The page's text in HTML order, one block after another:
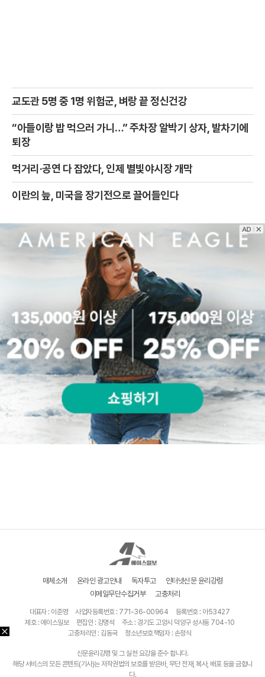
교도관 5명 중 1명 위험군, 벼랑 끝 정신건강
“아들이랑 밥 먹으러 가니…” 주차장 알박기 상자, 발차기에
퇴장
먹거리·공연 다 잡았다, 인제 별빛야시장 개막
이란의 늪, 미국을 장기전으로 끌어들인다
매체소개 온라인 광고안내 독자투고
인터넷신문 윤리강령
이메일무단수집거부
고충처리
대표자 : 이준영 사업자등록번호 : 771-36-00964
등록번호 : 아53427
제호 : 에이스일보
편집인 : 강명석
주소 : 경기도 고양시 덕양구 성사동 704-10
고충처리인 : 김동국
청소년보호책임자 : 손정식
신문윤리강령 및 그 실천 요강을 준수 합니다.
해당 서비스의 모든 콘텐트(기사)는 저작권법의 보호를 받은바, 무단 전재, 복사, 배포 등을 금합니
다.